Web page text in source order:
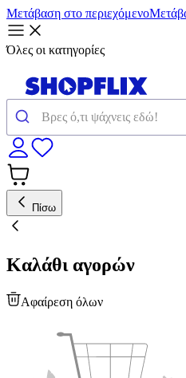
Μετάβαση στο περιεχόμενο
Όλες οι κατηγορίες
Πίσω
Καλάθι αγορών
Αφαίρεση όλων